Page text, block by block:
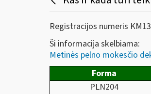
Registracijos numeris
Ši informacija skelbiama:
Metinės pelno mokesčio
Forma
PLN204